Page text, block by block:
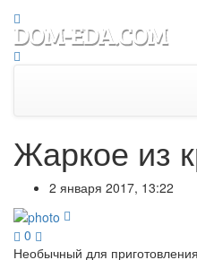
Жаркое из
2 января 2017, 13:22
0
Необычный для